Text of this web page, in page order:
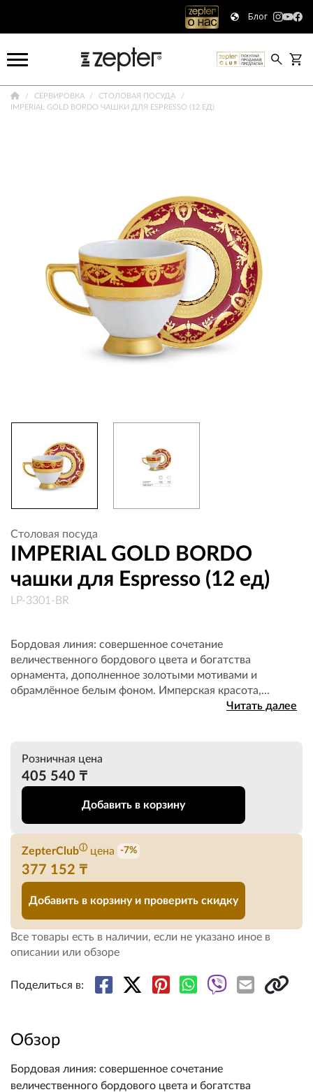
Блог
СЕРВИРОВКА
СТОЛОВАЯ ПОСУДА
IMPERIAL GOLD BORDO ЧАШКИ ДЛЯ ESPRESSO (12 ЕД)
Столовая посуда
IMPERIAL GOLD BORDO
чашки для Espresso (12 ед)
LP-3301-BR
Бордовая линия: совершенное сочетание
величественного бордового цвета и богатства
орнамента, дополненное золотыми мотивами и
обрамлённое белым фоном. Имперская красота,...
Читать далее
Розничная цена
405 540 ₸
Добавить в корзину
ZepterClubⓘ цена -7%
377 152 ₸
Добавить в корзину и проверить скидку
Все товары есть в наличии, если не указано иное в
описании или обзоре
Поделиться в:
Обзор
Бордовая линия: совершенное сочетание
величественного бордового цвета и богатства